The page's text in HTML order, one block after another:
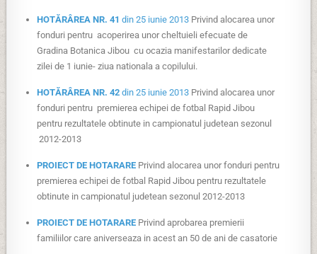
HOTĂRÂREA NR. 41 din 25 iunie 2013 Privind alocarea unor
fonduri pentru acoperirea unor cheltuieli efecuate de
Gradina Botanica Jibou cu ocazia manifestarilor dedicate
zilei de 1 iunie- ziua nationala a copilului.
HOTĂRÂREA NR. 42 din 25 iunie 2013 Privind alocarea unor
fonduri pentru premierea echipei de fotbal Rapid Jibou
pentru rezultatele obtinute in campionatul judetean sezonul
2012-2013
PROIECT DE HOTARARE Privind alocarea unor fonduri pentru
premierea echipei de fotbal Rapid Jibou pentru rezultatele
obtinute in campionatul judetean sezonul 2012-2013
PROIECT DE HOTARARE Privind aprobarea premierii
familiilor care aniverseaza in acest an 50 de ani de casatorie